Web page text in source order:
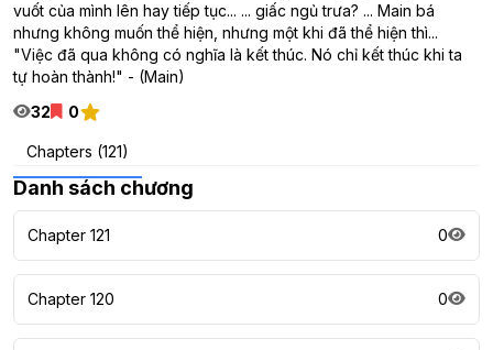
vuốt của mình lên hay tiếp tục... ... giấc ngủ trưa? ... Main bá
nhưng không muốn thể hiện, nhưng một khi đã thể hiện thì...
"Việc đã qua không có nghĩa là kết thúc. Nó chỉ kết thúc khi ta
tự hoàn thành!" - (Main)
32
0
Chapters (121)
Danh sách chương
Chapter 121 0
Chapter 120 0